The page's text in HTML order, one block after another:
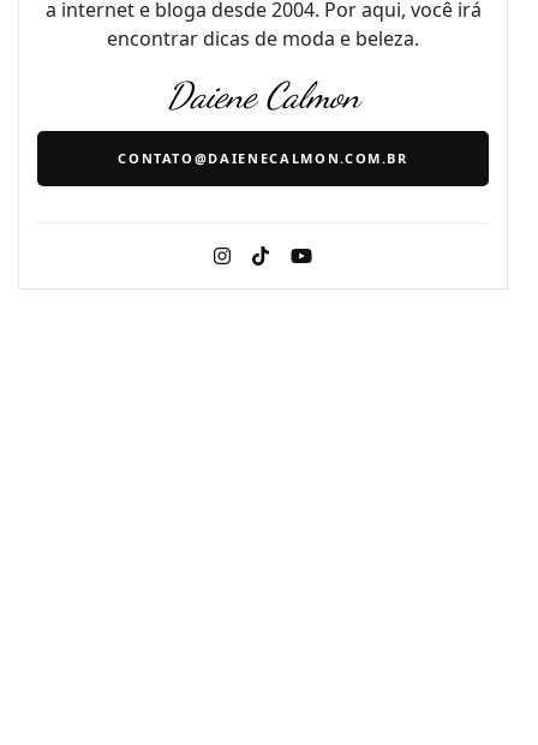
a internet e bloga desde 2004. Por aqui, você irá
encontrar dicas de moda e beleza.
Daiene Calmon
CONTATO@DAIENECALMON.COM.BR